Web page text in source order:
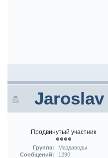
Jaroslav
Продвинутый участник
Группа:
Маздаводы
Сообщений:
1290